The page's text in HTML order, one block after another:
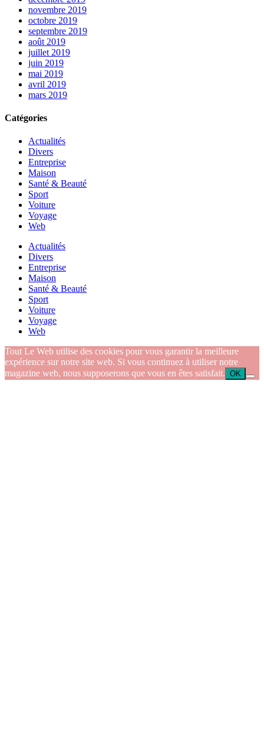
novembre 2019
octobre 2019
septembre 2019
août 2019
juillet 2019
juin 2019
mai 2019
avril 2019
mars 2019
Catégories
Actualités
Divers
Entreprise
Maison
Santé & Beauté
Sport
Voiture
Voyage
Web
Actualités
Divers
Entreprise
Maison
Santé & Beauté
Sport
Voiture
Voyage
Web
Tout Le Web utilise des cookies pour vous garantir la meilleure
expérience sur notre site web. Si vous continuez à utiliser notre
magazine web, nous supposerons que vous en êtes satisfait. OK